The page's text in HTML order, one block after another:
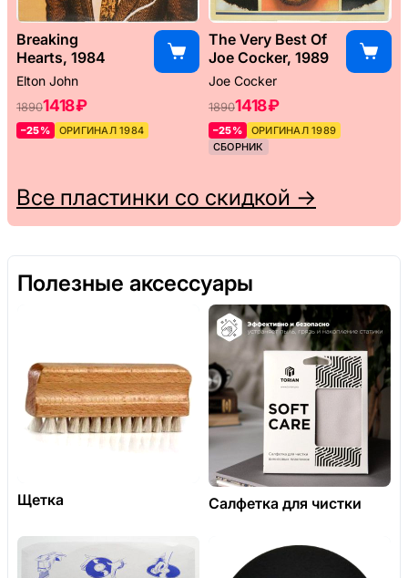
Breaking
Hearts, 1984
Elton John
18901418 ₽
–25% ОРИГИНАЛ 1984
The Very Best Of
Joe Cocker, 1989
Joe Cocker
18901418 ₽
–25%
ОРИГИНАЛ 1989
СБОРНИК
Все пластинки со скидкой →
Полезные аксессуары
Щетка Салфетка для чистки